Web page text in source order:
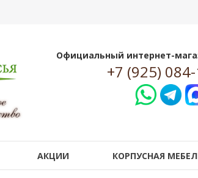
Официальный интернет-
+7 (925)
АКЦИИ КОРПУСНАЯ